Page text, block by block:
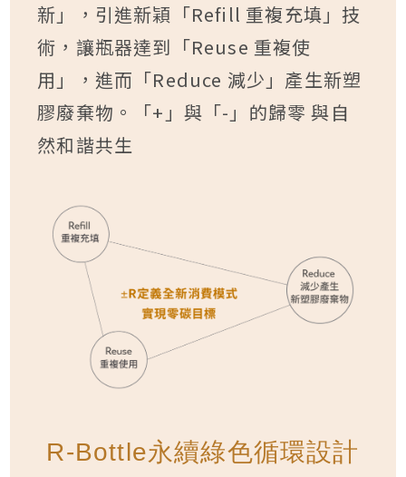
新」，引進新穎「Refill 重複充填」技
術，讓瓶器達到「Reuse 重複使
用」，進而「Reduce 減少」產生新塑
膠廢棄物。「+」與「-」的歸零 與自
然和諧共生
R-Bottle永續綠色循環設計